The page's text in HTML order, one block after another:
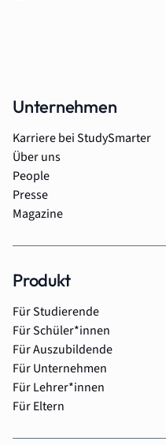
Unternehmen
Karriere bei StudySmarter
Über uns
People
Presse
Magazine
Produkt
Für Studierende
Für Schüler*innen
Für Auszubildende
Für Unternehmen
Für Lehrer*innen
Für Eltern